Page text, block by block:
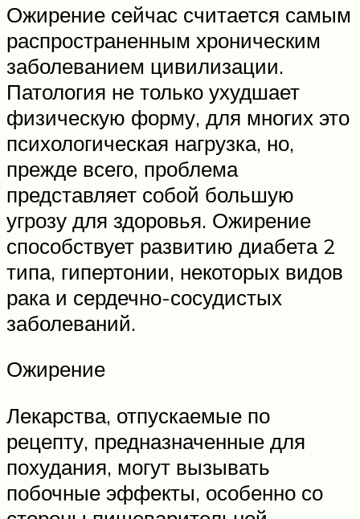
Ожирение сейчас считается самым
распространенным хроническим
заболеванием цивилизации.
Патология не только ухудшает
физическую форму, для многих это
психологическая нагрузка, но,
прежде всего, проблема
представляет собой большую
угрозу для здоровья. Ожирение
способствует развитию диабета 2
типа, гипертонии, некоторых видов
рака и сердечно-сосудистых
заболеваний.
Ожирение
Лекарства, отпускаемые по
рецепту, предназначенные для
похудания, могут вызывать
побочные эффекты, особенно со